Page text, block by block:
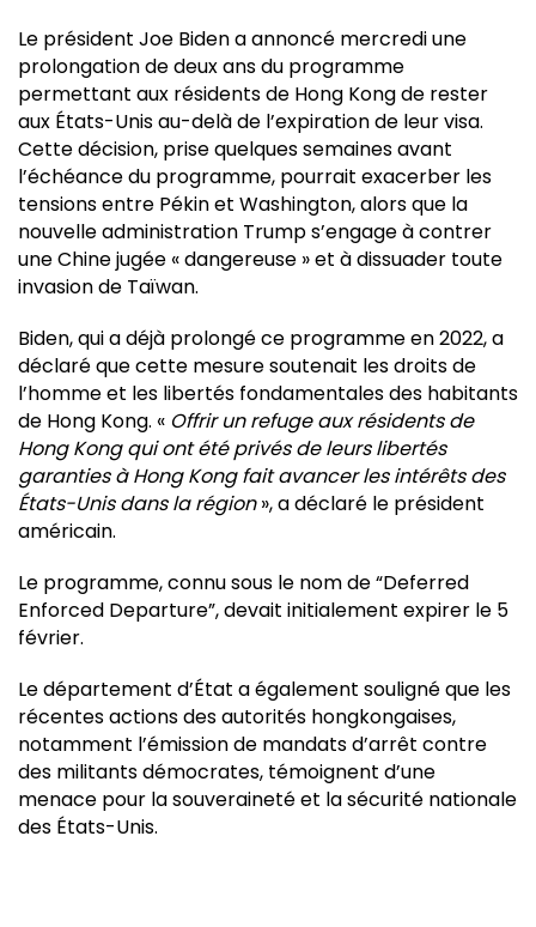
Le président Joe Biden a annoncé mercredi une
prolongation de deux ans du programme
permettant aux résidents de Hong Kong de rester
aux États-Unis au-delà de l’expiration de leur visa.
Cette décision, prise quelques semaines avant
l’échéance du programme, pourrait exacerber les
tensions entre Pékin et Washington, alors que la
nouvelle administration Trump s’engage à contrer
une Chine jugée « dangereuse » et à dissuader toute
invasion de Taïwan.
Biden, qui a déjà prolongé ce programme en 2022, a
déclaré que cette mesure soutenait les droits de
l’homme et les libertés fondamentales des habitants
de Hong Kong. « Offrir un refuge aux résidents de
Hong Kong qui ont été privés de leurs libertés
garanties à Hong Kong fait avancer les intérêts des
États-Unis dans la région», a déclaré le président
américain.
Le programme, connu sous le nom de “Deferred
Enforced Departure”, devait initialement expirer le 5
février.
Le département d’État a également souligné que les
récentes actions des autorités hongkongaises,
notamment l’émission de mandats d’arrêt contre
des militants démocrates, témoignent d’une
menace pour la souveraineté et la sécurité nationale
des États-Unis.